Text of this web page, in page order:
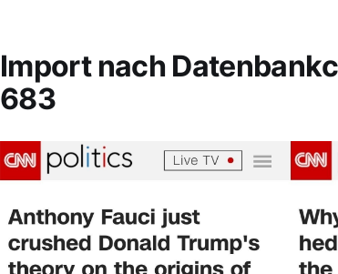
Import nach
683